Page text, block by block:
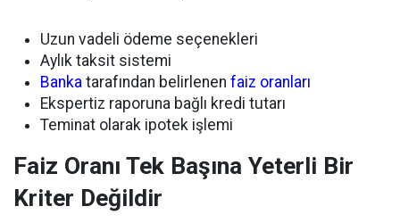
Uzun vadeli ödeme seçenekleri
Aylık taksit sistemi
Banka tarafından belirlenen faiz oranları
Ekspertiz raporuna bağlı kredi tutarı
Teminat olarak ipotek işlemi
Faiz Oranı Tek Başına Yeterli Bir
Kriter Değildir